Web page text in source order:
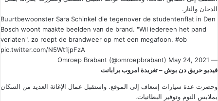
الدخان والنار.
Buurtbewoonster Sara Schinkel die tegenover de studentenflat in Den
Bosch woont maakte beelden van de brand. "Wil iedereen het pand
verlaten", zo roept de brandweer op met een megafoon. #ob
pic.twitter.com/N5Wt1jpFzA
— Omroep Brabant (@omroepbrabant)
May 24, 2021
فيديو حريق دن بوش – تغريدة امروب برابانت
وحضرت عدة سيارات إسعاف إلى الموقع. واستقبل عمال الإغاثة العديد من السكان
بملابس النوم وتوفير البطانيات.